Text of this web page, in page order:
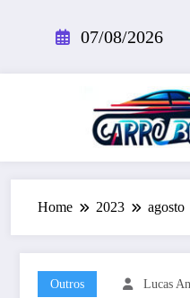
conteúdo
07/08/2026
Home 2023 agosto
Outros Lucas